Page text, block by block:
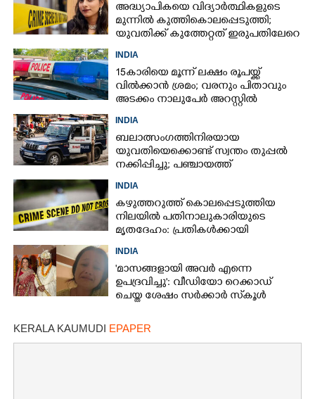
അദ്ധ്യാപികയെ വിദ്യാർത്ഥികളുടെ
മുന്നിൽ കുത്തികൊലപ്പെടുത്തി;
യുവതിക്ക് കുത്തേറ്റത് ഇരുപതിലേറെ
INDIA
15കാരിയെ മൂന്ന് ലക്ഷം രൂപയ്ക്ക്
വിൽക്കാൻ ശ്രമം; വരനും പിതാവും
അടക്കം നാലുപേർ അറസ്റ്റിൽ
INDIA
ബലാത്സംഗത്തിനിരയായ
യുവതിയെക്കൊണ്ട് സ്വന്തം തുപ്പൽ
നക്കിപ്പിച്ചു; പഞ്ചായത്ത്
പൊലീസ്‌
INDIA
കഴുത്തറുത്ത് കൊലപ്പെടുത്തിയ
നിലയിൽ പതിനാലുകാരിയുടെ
മൃതദേഹം: പ്രതികൾക്കായി
INDIA
'മാസങ്ങളായി അവർ എന്നെ
ഉപദ്രവിച്ചു': വീഡിയോ റെക്കാഡ്
ചെയ്ത ശേഷം സർക്കാർ സ്‌കൂൾ
KERALA KAUMUDI EPAPER